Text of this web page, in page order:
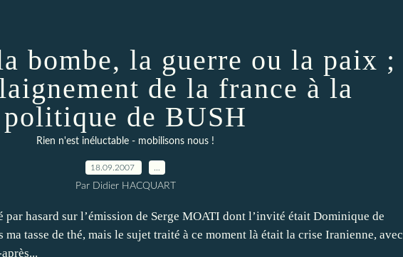
bombe, la guerre ou la paix ;
de la france à la
politique de BUSH
Rien n'est inéluctable - mobilisons nous !
18.09.2007
Par Didier HACQUART
hasard sur l’émission de Serge MOATI dont l’invité était Dominique de
tasse de thé, mais le sujet traité à ce moment là était la crise Iranienne, avec